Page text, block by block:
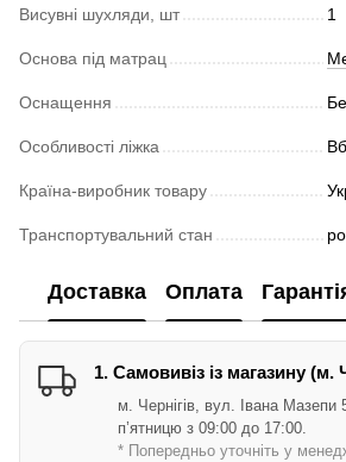
Висувні шухляди, шт 1
Основа під матрац
Оснащення
Особливості ліжка
Країна-виробник товару
Транспортувальний стан
Доставка Оплата
1. Самовивіз із магазину (м.
м. Чернігів, вул. Івана Мазепи
п’ятницю з 09:00 до 17:00.
* Попередньо уточніть у